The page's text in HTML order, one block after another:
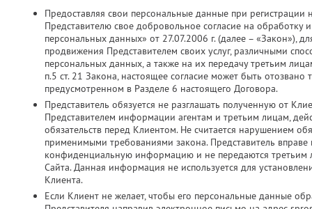
Предоставляя свои персональные данные при
Представителю свое добровольное согласие на обработку
персональных данных» от 27.07.2006 г. (далее – «Закон»),
продвижения Представителем своих услуг, различными
персональных данных, а также на их передачу третьим
п.5 ст. 21 Закона, настоящее согласие может быть
предусмотренном в Разделе 6 настоящего Договора.
Представитель обязуется не разглашать полученную от
Представителем информации агентам и третьим лицам,
обязательств перед Клиентом. Не считается нарушением
применимыми требованиями закона. Представитель вправе
конфиденциальную информацию и не передаются третьим
Сайта. Данная информация не используется для
Клиента.
Если Клиент не желает, чтобы его персональные данные